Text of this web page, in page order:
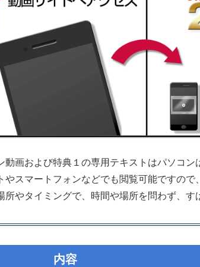
動画および特典１の専用テキストはパソコン
やスマートフォンなどでも閲覧可能ですので、
所やタイミングで、時間や場所を問わず、
内容